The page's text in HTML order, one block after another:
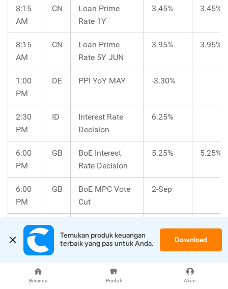
Beranda Produk Akun
8:15
AM
CN
Loan Prime
Rate 1Y
3.45% 3.45%
8:15
AM
CN
Loan Prime
Rate 5Y JUN
3.95% 3.95%
1:00
PM
DE PPI YoY MAY -3.30%
2:30
PM
ID
Interest Rate
Decision
6.25%
6:00
PM
GB
BoE Interest
Rate Decision
5.25% 5.25%
6:00
PM
GB
BoE MPC Vote
Cut
2-Sep
6:00
PM
GB
Hike
Unchanged
Temukan produk keuangan
terbaik yang pas untuk Anda.
Download